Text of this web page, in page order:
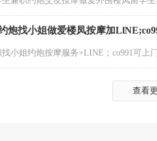
炮找小姐做爱楼凤按摩加
小姐约炮按摩服务+LINE；co991可上
查看